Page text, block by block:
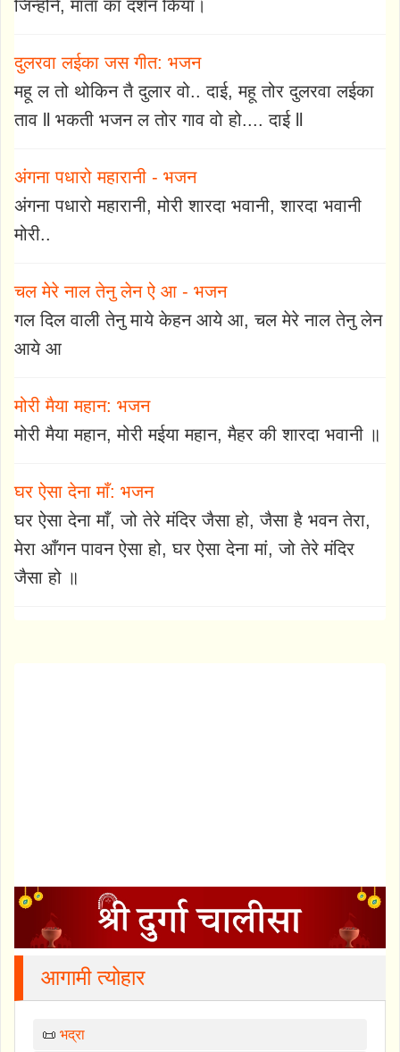
जिन्होंने, माता का दर्शन किया।
दुलरवा लईका जस गीत: भजन
महू ल तो थोकिन तै दुलार वो.. दाई, महू तोर दुलरवा लईका
ताव ll भकती भजन ल तोर गाव वो हो.... दाई ll
अंगना पधारो महारानी - भजन
अंगना पधारो महारानी, मोरी शारदा भवानी, शारदा भवानी
मोरी..
चल मेरे नाल तेनु लेन ऐ आ - भजन
गल दिल वाली तेनु माये केहन आये आ, चल मेरे नाल तेनु लेन
आये आ
मोरी मैया महान: भजन
मोरी मैया महान, मोरी मईया महान, मैहर की शारदा भवानी ॥
घर ऐसा देना माँ: भजन
घर ऐसा देना माँ, जो तेरे मंदिर जैसा हो, जैसा है भवन तेरा,
मेरा आँगन पावन ऐसा हो, घर ऐसा देना मां, जो तेरे मंदिर
जैसा हो ॥
आगामी त्योहार
📜 भद्रा